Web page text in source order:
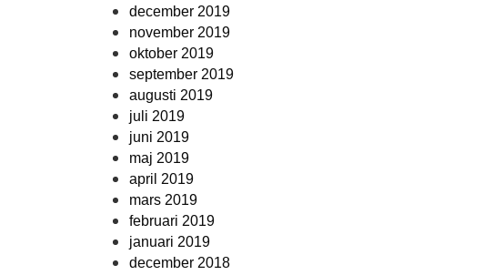
december 2019
november 2019
oktober 2019
september 2019
augusti 2019
juli 2019
juni 2019
maj 2019
april 2019
mars 2019
februari 2019
januari 2019
december 2018